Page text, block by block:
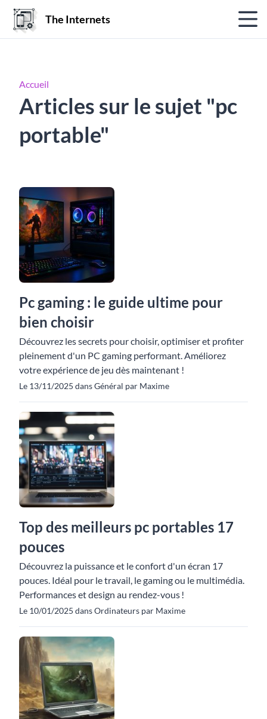
The Internets
Accueil
Articles sur le sujet "pc
portable"
Pc gaming : le guide ultime pour
bien choisir
Découvrez les secrets pour choisir, optimiser et profiter
pleinement d'un PC gaming performant. Améliorez
votre expérience de jeu dès maintenant !
Le 13/11/2025 dans Général par Maxime
Top des meilleurs pc portables 17
pouces
Découvrez la puissance et le confort d'un écran 17
pouces. Idéal pour le travail, le gaming ou le multimédia.
Performances et design au rendez-vous !
Le 10/01/2025 dans Ordinateurs par Maxime